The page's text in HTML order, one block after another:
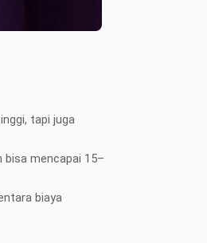
tapi juga
bisa mencapai 15–
biaya